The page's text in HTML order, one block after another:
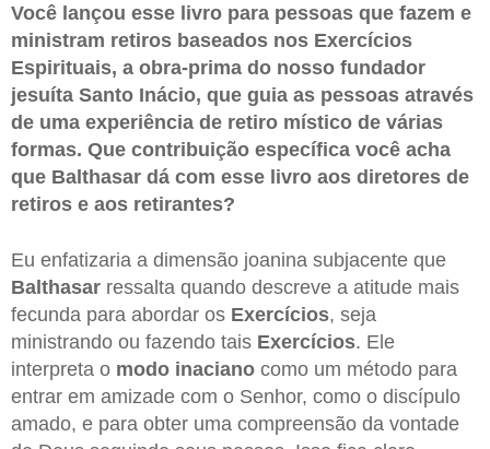
Você lançou esse livro para pessoas que fazem e
ministram retiros baseados nos Exercícios
Espirituais, a obra-prima do nosso fundador
jesuíta Santo Inácio, que guia as pessoas através
de uma experiência de retiro místico de várias
formas. Que contribuição específica você acha
que Balthasar dá com esse livro aos diretores de
retiros e aos retirantes?
Eu enfatizaria a dimensão joanina subjacente que
Balthasar ressalta quando descreve a atitude mais
fecunda para abordar os Exercícios, seja
ministrando ou fazendo tais Exercícios. Ele
interpreta o modo inaciano como um método para
entrar em amizade com o Senhor, como o discípulo
amado, e para obter uma compreensão da vontade